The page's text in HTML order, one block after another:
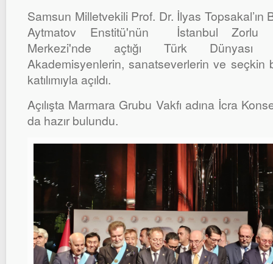
Samsun Milletvekili Prof. Dr. İlyas
Aytmatov Enstitü'nün İstanbul Zorlu
Merkezi'nde açtığı Türk Dünyası
Akademisyenlerin, sanatseverlerin ve seçkin
katılımıyla açıldı.
Açılışta Marmara Grubu Vakfı adına İcra
da hazır bulundu.